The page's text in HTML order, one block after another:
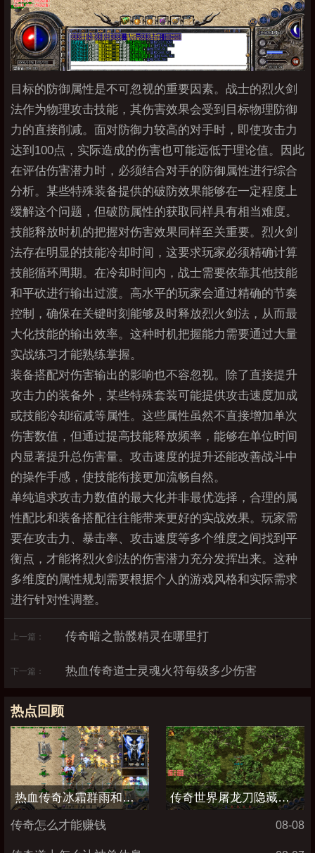
目标的防御属性是不可忽视的重要因素。战士的烈火剑
法作为物理攻击技能，其伤害效果会受到目标物理防御
力的直接削减。面对防御力较高的对手时，即使攻击力
达到100点，实际造成的伤害也可能远低于理论值。因此
在评估伤害潜力时，必须结合对手的防御属性进行综合
分析。某些特殊装备提供的破防效果能够在一定程度上
缓解这个问题，但破防属性的获取同样具有相当难度。
技能释放时机的把握对伤害效果同样至关重要。烈火剑
法存在明显的技能冷却时间，这要求玩家必须精确计算
技能循环周期。在冷却时间内，战士需要依靠其他技能
和平砍进行输出过渡。高水平的玩家会通过精确的节奏
控制，确保在关键时刻能够及时释放烈火剑法，从而最
大化技能的输出效率。这种时机把握能力需要通过大量
实战练习才能熟练掌握。
装备搭配对伤害输出的影响也不容忽视。除了直接提升
攻击力的装备外，某些特殊套装可能提供攻击速度加成
或技能冷却缩减等属性。这些属性虽然不直接增加单次
伤害数值，但通过提高技能释放频率，能够在单位时间
内显著提升总伤害量。攻击速度的提升还能改善战斗中
的操作手感，使技能衔接更加流畅自然。
单纯追求攻击力数值的最大化并非最优选择，合理的属
性配比和装备搭配往往能带来更好的实战效果。玩家需
要在攻击力、暴击率、攻击速度等多个维度之间找到平
衡点，才能将烈火剑法的伤害潜力充分发挥出来。这种
多维度的属性规划需要根据个人的游戏风格和实际需求
进行针对性调整。
上一篇： 传奇暗之骷髅精灵在哪里打
下一篇： 热血传奇道士灵魂火符每级多少伤害
热点回顾
热血传奇冰霜群雨和流星火雨哪个厉害 传奇世界屠龙刀隐藏属性加点图
传奇怎么才能赚钱 08-08